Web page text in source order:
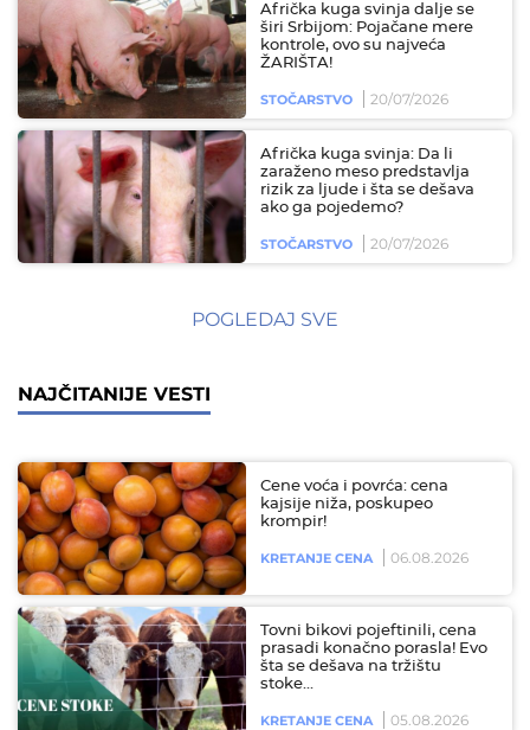
Afrička kuga svinja dalje se
širi Srbijom: Pojačane mere
kontrole, ovo su najveća
ŽARIŠTA!
STOČARSTVO 20/07/2026
Afrička kuga svinja: Da li
zaraženo meso predstavlja
rizik za ljude i šta se dešava
ako ga pojedemo?
STOČARSTVO 20/07/2026
POGLEDAJ SVE
NAJČITANIJE VESTI
Cene voća i povrća: cena
kajsije niža, poskupeo
krompir!
KRETANJE CENA 06.08.2026
Tovni bikovi pojeftinili, cena
prasadi konačno porasla! Evo
šta se dešava na tržištu
stoke…
KRETANJE CENA 05.08.2026